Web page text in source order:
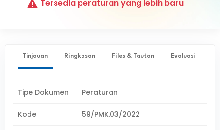
Tersedia peraturan yang lebih baru
Tinjauan Ringkasan Files & Tautan Evaluasi
Tipe Dokumen Peraturan
Kode 59/PMK.03/2022